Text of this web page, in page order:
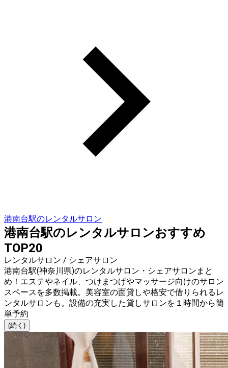
港南台駅のレンタルサロン
港南台駅のレンタルサロンおすすめ
TOP20
レンタルサロン / シェアサロン
港南台駅(神奈川県)のレンタルサロン・シェアサロンまと
め！エステやネイル、つけまつげやマッサージ向けのサロン
スペースを多数掲載。美容室の面貸しや格安で借りられるレ
ンタルサロンも。設備の充実した貸しサロンを１時間から簡
単予約
(続く)